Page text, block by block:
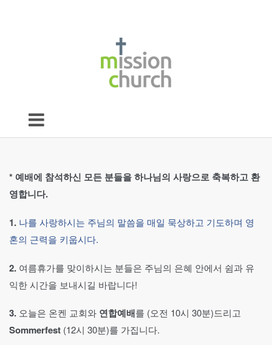
* 예배에 참석하신 모든 분들을 하나님의 사랑으로 축복하고 환
영합니다.
1. 나를 사랑하시는 주님의 말씀을 매일 묵상하고 기도하며 영
혼의 근력을 키웁시다.
2. 여름휴가를 맞이하시는 분들은 주님의 은혜 안에서 쉼과 유
익한 시간을 보내시길 바랍니다!
3. 오늘은 온켄 교회와 연합예배를 (오전 10시 30분)드리고
Sommerfest (12시 30분)를 가집니다.